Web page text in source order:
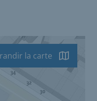
la carte